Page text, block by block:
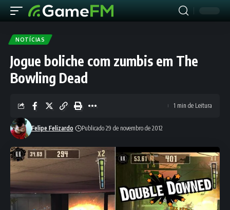
NOTÍCIAS
Jogue boliche com zumbis em The
Bowling Dead
Felipe Felizardo Publicado 29 de novembro de 2012
1 min de Leitura